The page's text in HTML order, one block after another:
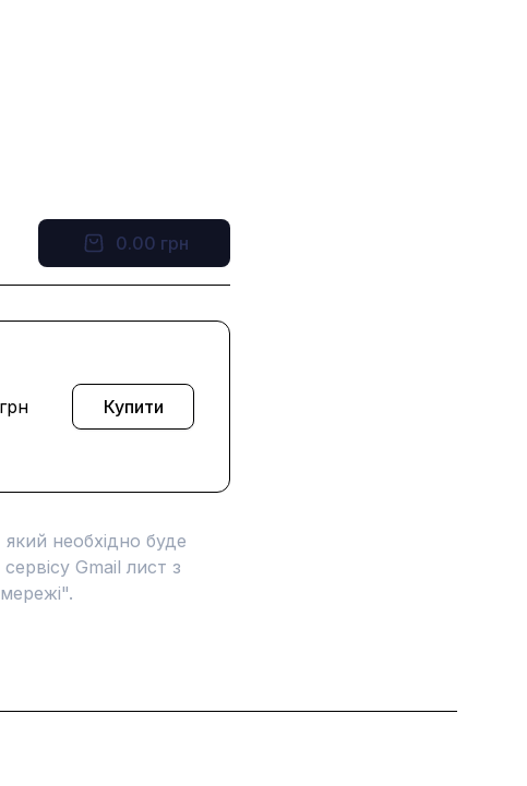
0.00 грн
грн Купити
необхідно буде
Gmail лист з